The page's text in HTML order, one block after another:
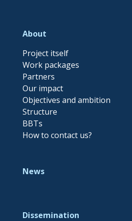
About
Project itself
Work packages
Partners
Our impact
Objectives and ambition
Structure
BBTs
How to contact us?
News
Dissemination